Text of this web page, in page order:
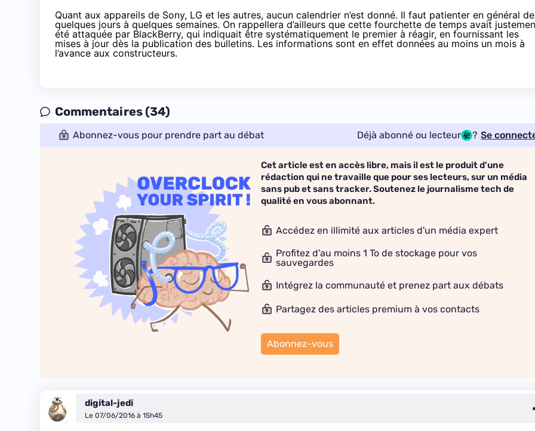
Quant aux appareils de Sony, LG et les autres, aucun calendrier n’est donné. Il faut patienter en général de
quelques jours à quelques semaines. On rappellera d’ailleurs que cette fourchette de temps avait
été attaquée par BlackBerry, qui indiquait être systématiquement le premier à réagir, en fournissant les
mises à jour dès la publication des bulletins. Les informations sont en effet données au moins un mois à
l’avance aux constructeurs.
Commentaires (34)
Abonnez-vous pour prendre part au débat Déjà abonné ou lecteur ? Se
Cet article est en accès libre, mais il est le produit d'une
rédaction qui ne travaille que pour ses lecteurs, sur un média
sans pub et sans tracker. Soutenez le journalisme tech de
qualité en vous abonnant.
Accédez en illimité aux articles d'un média expert
Profitez d'au moins 1 To de stockage pour vos
sauvegardes
Intégrez la communauté et prenez part aux débats
Partagez des articles premium à vos contacts
Abonnez-vous
digital-jedi
Le 07/06/2016 à 15h45